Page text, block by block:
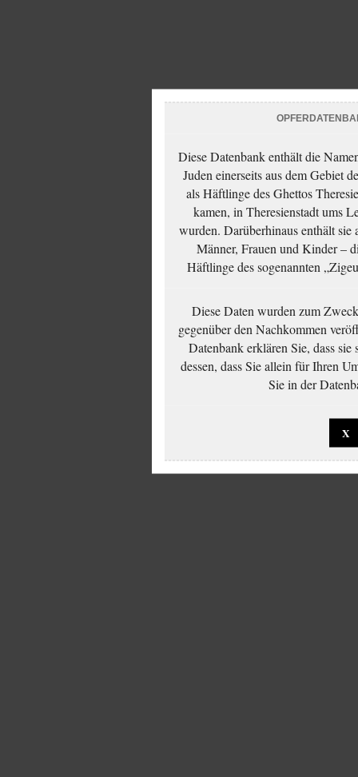
Diese Datenbank enthält die
Juden einerseits aus dem Gebiet
als Häftlinge des Ghettos
kamen, in Theresienstadt ums
wurden. Darüberhinaus enthält
Männer, Frauen und Kinder –
Häftlinge des sogenannten
Diese Daten wurden zum
gegenüber den Nachkommen
Datenbank erklären Sie, dass sie
dessen, dass Sie allein für Ihren
Sie in der
X